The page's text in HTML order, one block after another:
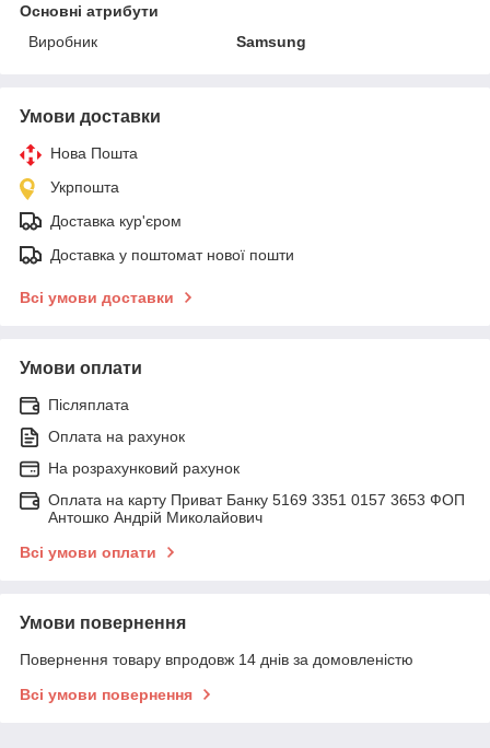
Основні атрибути
Виробник
Samsung
Умови доставки
Нова Пошта
Укрпошта
Доставка кур'єром
Доставка у поштомат нової пошти
Всі умови доставки
Умови оплати
Післяплата
Оплата на рахунок
На розрахунковий рахунок
Оплата на карту Приват Банку 5169 3351 0157 3653 ФОП
Антошко Андрій Миколайович
Всі умови оплати
Умови повернення
Повернення товару впродовж 14 днів за домовленістю
Всі умови повернення